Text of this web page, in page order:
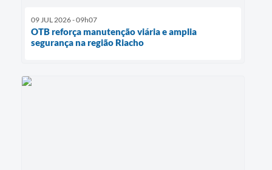
09 JUL 2026 - 09h07
OTB reforça manutenção viária e amplia
segurança na região Riacho